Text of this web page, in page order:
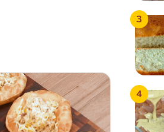
3
4